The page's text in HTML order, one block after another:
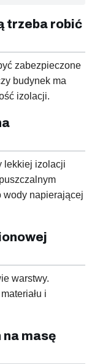
trzeba robić
zabezpieczone
budynek ma
izolacji.
lekkiej izolacji
wody napierającej
warstwy.
i
masę